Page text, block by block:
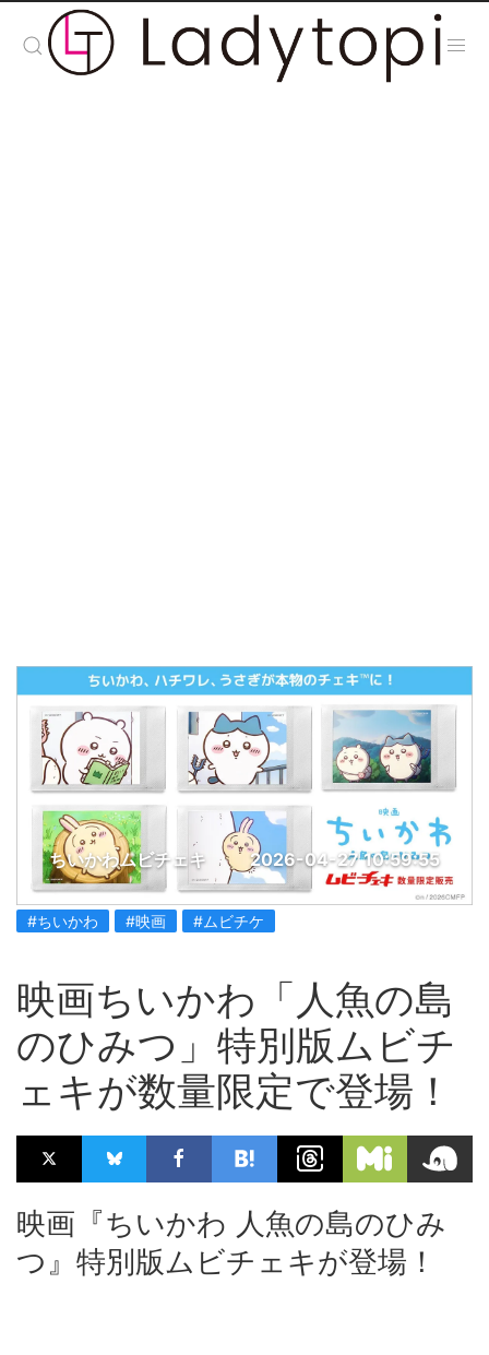
ちいかわムビチェキ 2026-04-27 10:59:55
#ちいかわ #映画 #ムビチケ
映画ちいかわ「人魚の島
のひみつ」特別版ムビチ
ェキが数量限定で登場！
映画『ちいかわ 人魚の島のひみ
つ』特別版ムビチェキが登場！